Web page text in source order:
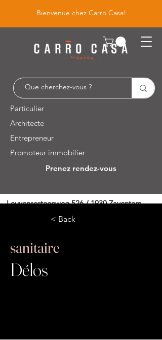
Bienvenue chez Carro Casa!
Particulier
Architecte
Entrepreneur
Promoteur immobilier
Prenez rendez-vous
Leuvensesteenweg 526 / 1930 Zaventem
< Back
sanitaire
Délos